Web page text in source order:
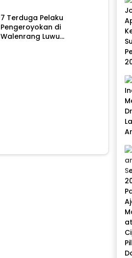
7 Terduga Pelaku
Pengeroyokan di
Walenrang Luwu